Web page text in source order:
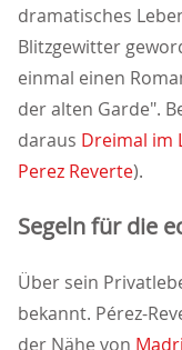
dramatisches
Blitzgewitter
einmal einen
der alten Garde".
daraus Dreimal im
Perez Reverte).
Segeln für die
Über sein
bekannt. Pérez-
der Nähe von